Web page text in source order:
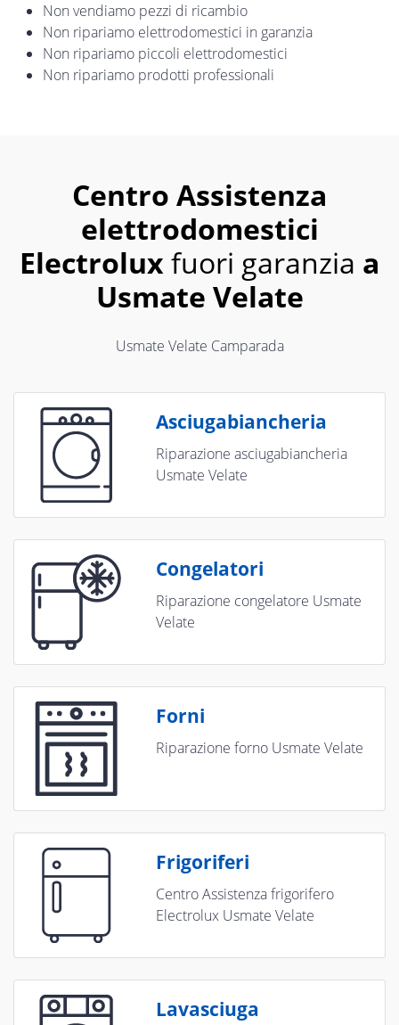
Non vendiamo pezzi di ricambio
Non ripariamo elettrodomestici in garanzia
Non ripariamo piccoli elettrodomestici
Non ripariamo prodotti professionali
Centro Assistenza
elettrodomestici
Electrolux fuori garanzia a
Usmate Velate
Usmate Velate Camparada
Asciugabiancheria
Riparazione asciugabiancheria
Usmate Velate
Congelatori
Riparazione congelatore Usmate
Velate
Forni
Riparazione forno Usmate Velate
Frigoriferi
Centro Assistenza frigorifero
Electrolux Usmate Velate
Lavasciuga